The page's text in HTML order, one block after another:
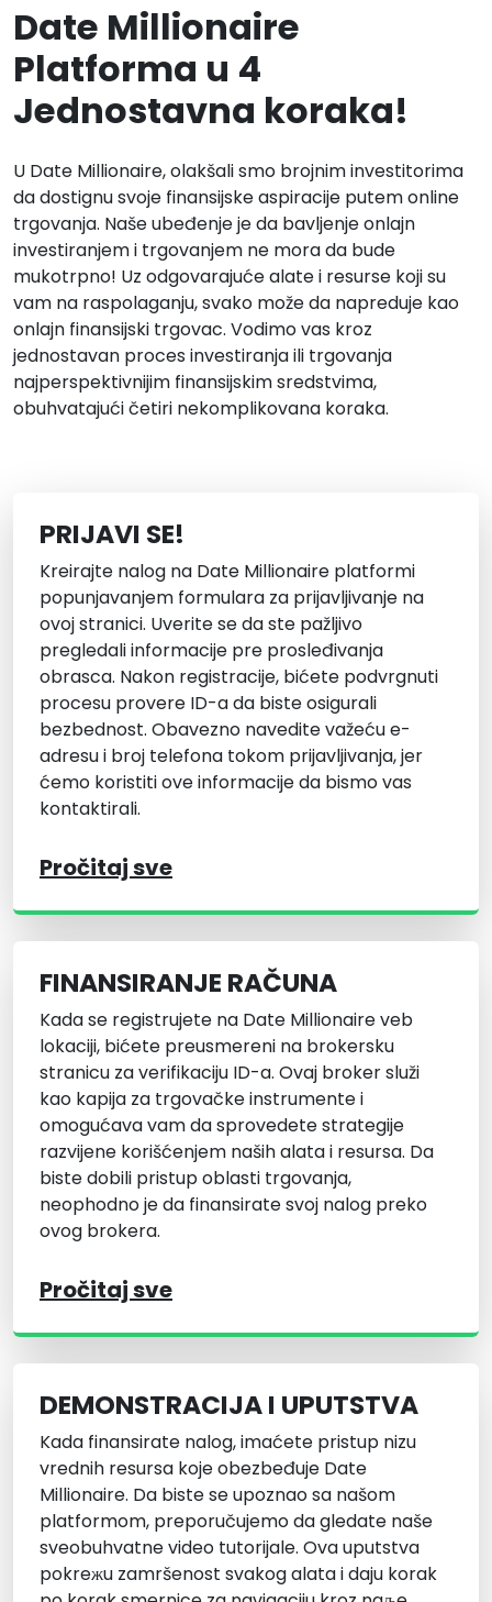
Date Millionaire
Platforma u 4
Jednostavna koraka!
U Date Millionaire, olakšali smo brojnim investitorima
da dostignu svoje finansijske aspiracije putem online
trgovanja. Naše ubeđenje je da bavljenje onlajn
investiranjem i trgovanjem ne mora da bude
mukotrpno! Uz odgovarajuće alate i resurse koji su
vam na raspolaganju, svako može da napreduje kao
onlajn finansijski trgovac. Vodimo vas kroz
jednostavan proces investiranja ili trgovanja
najperspektivnijim finansijskim sredstvima,
obuhvatajući četiri nekomplikovana koraka.
PRIJAVI SE!
Kreirajte nalog na Date Millionaire platformi
popunjavanjem formulara za prijavljivanje na
ovoj stranici. Uverite se da ste pažljivo
pregledali informacije pre prosleđivanja
obrasca. Nakon registracije, bićete podvrgnuti
procesu provere ID-a da biste osigurali
bezbednost. Obavezno navedite važeću e-
adresu i broj telefona tokom prijavljivanja, jer
ćemo koristiti ove informacije da bismo vas
kontaktirali.
Pročitaj sve
FINANSIRANJE RAČUNA
Kada se registrujete na Date Millionaire veb
lokaciji, bićete preusmereni na brokersku
stranicu za verifikaciju ID-a. Ovaj broker služi
kao kapija za trgovačke instrumente i
omogućava vam da sprovedete strategije
razvijene korišćenjem naših alata i resursa. Da
biste dobili pristup oblasti trgovanja,
neophodno je da finansirate svoj nalog preko
ovog brokera.
Pročitaj sve
DEMONSTRACIJA I UPUTSTVA
Kada finansirate nalog, imaćete pristup nizu
vrednih resursa koje obezbeđuje Date
Millionaire. Da biste se upoznao sa našom
platformom, preporučujemo da gledate naše
sveobuhvatne video tutorijale. Ova uputstva
pokreжu zamršenost svakog alata i daju korak